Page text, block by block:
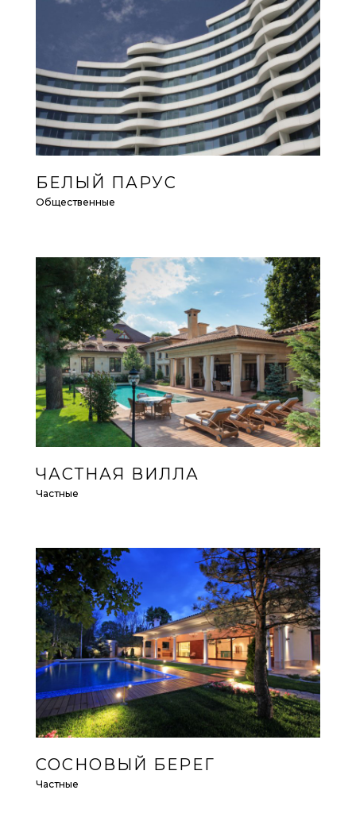
БЕЛЫЙ ПАРУС
Общественные
ЧАСТНАЯ ВИЛЛА
Частные
СОСНОВЫЙ БЕРЕГ
Частные